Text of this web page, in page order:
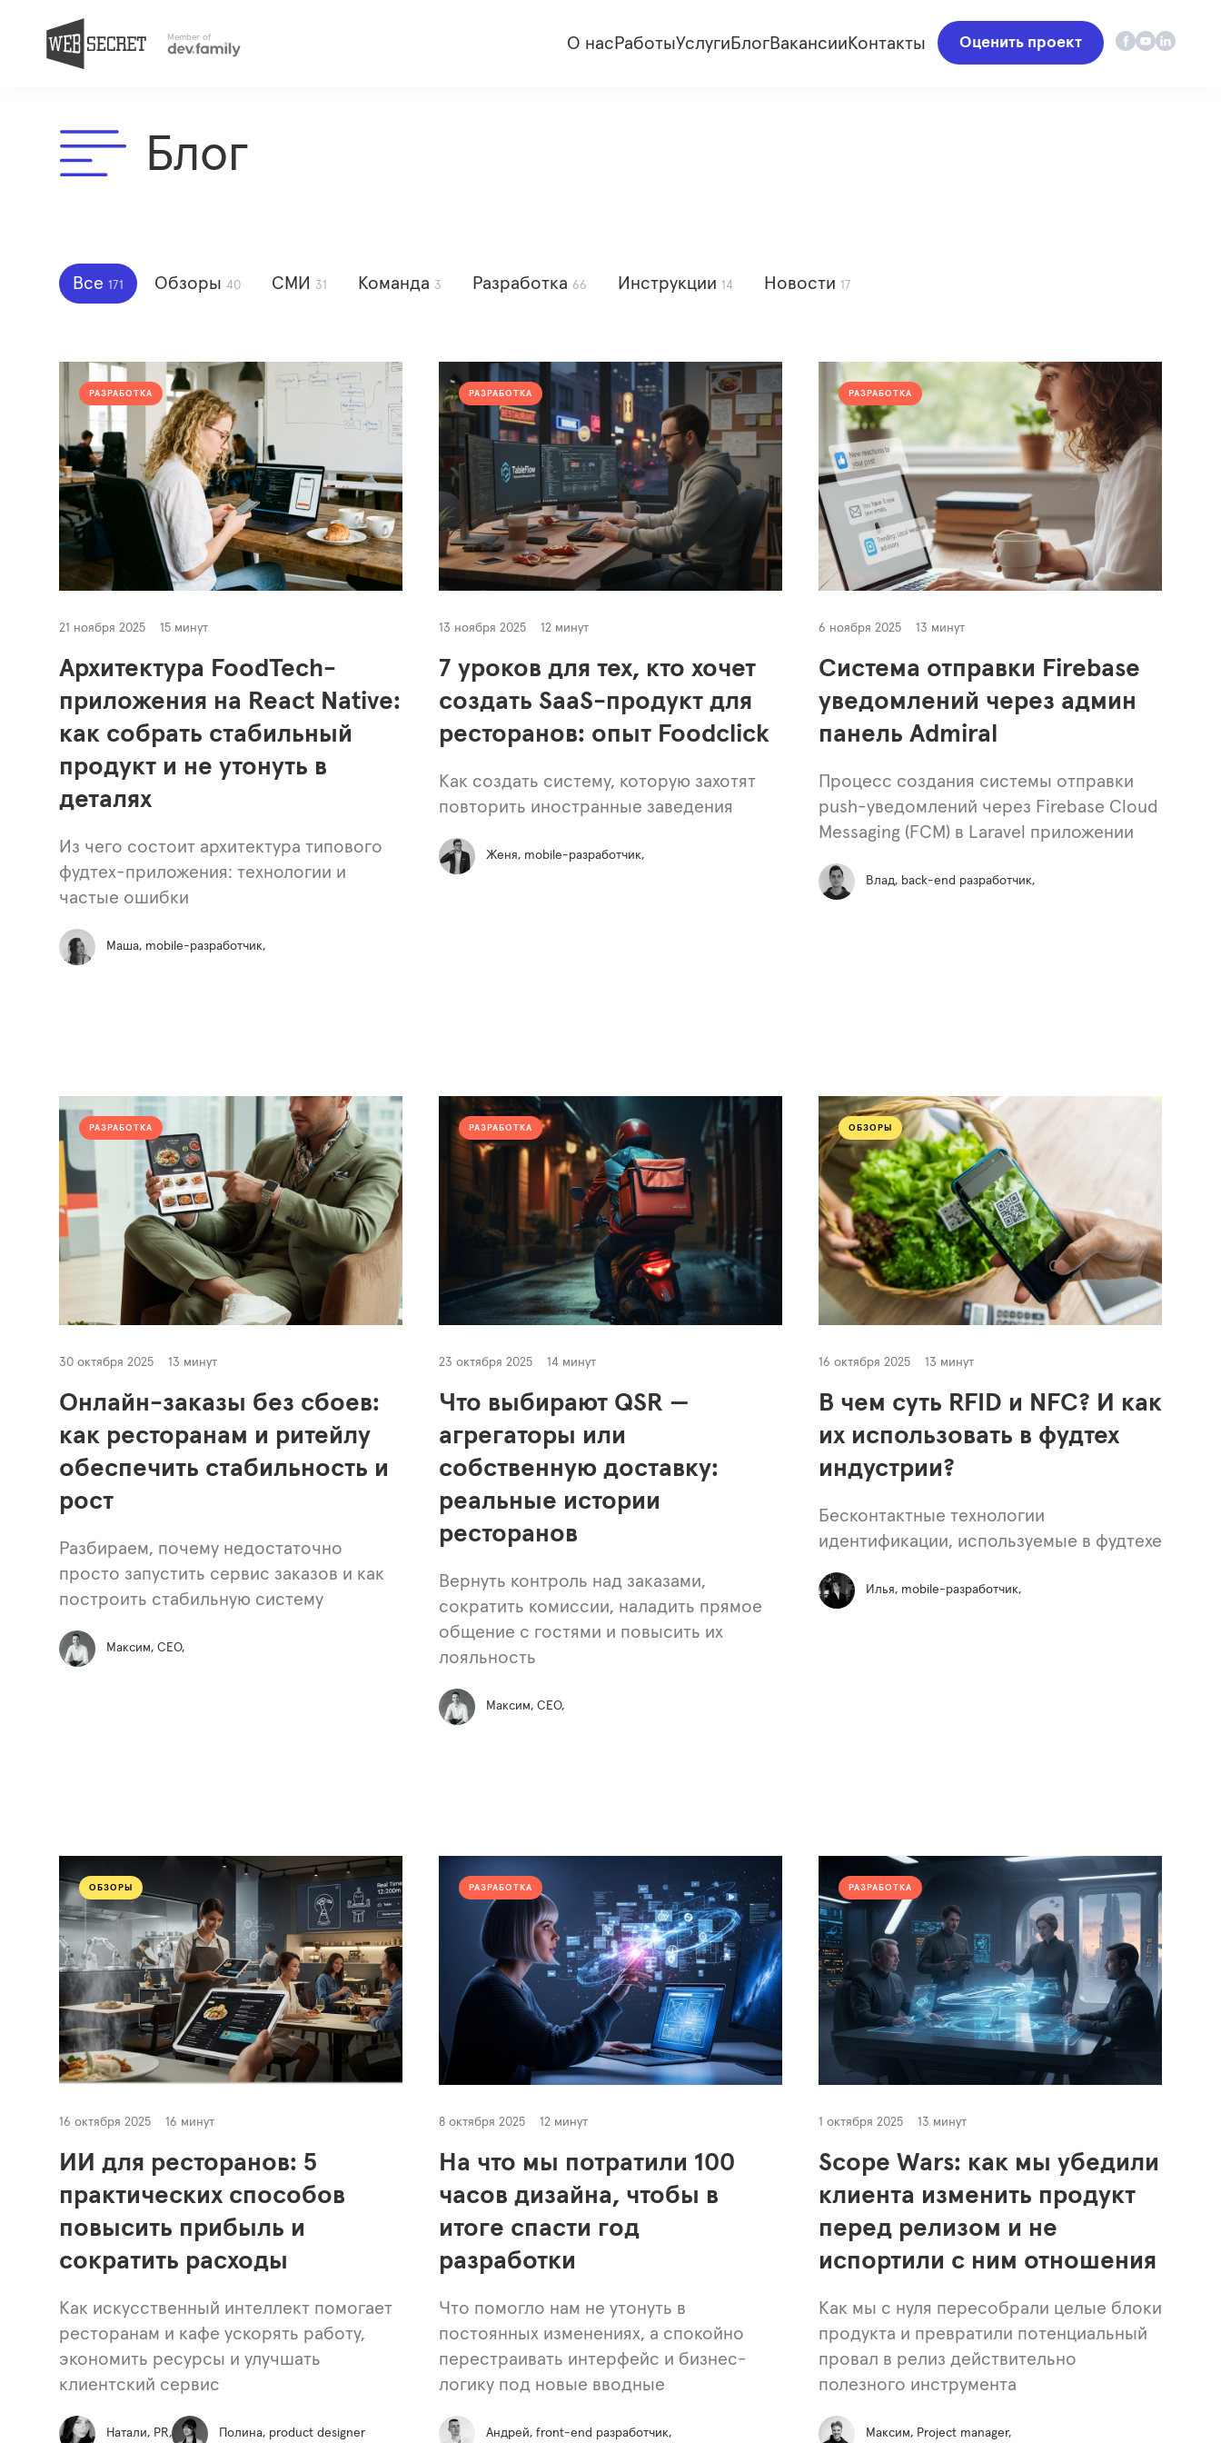
Member of О нас РаботыУслуги БлогВакансии Контакты Оценить проект
Блог
Все 171 Обзоры 40 СМИ 31 Команда 3 Разработка 66 Инструкции 14 Новости 17
РАЗРАБОТКА
21 ноября 2025 15 минут
Архитектура FoodTech-
приложения на React Native:
как собрать стабильный
продукт и не утонуть в
деталях
Из чего состоит архитектура типового
фудтех-приложения: технологии и
частые ошибки
Маша, mobile-разработчик,
РАЗРАБОТКА
13 ноября 2025 12 минут
7 уроков для тех, кто хочет
создать SaaS-продукт для
ресторанов: опыт Foodclick
Как создать систему, которую захотят
повторить иностранные заведения
Женя, mobile-разработчик,
РАЗРАБОТКА
6 ноября 2025 13 минут
Система отправки Firebase
уведомлений через админ
панель Admiral
Процесс создания системы отправки
push-уведомлений через Firebase Cloud
Messaging (FCM) в Laravel приложении
Влад, back-end разработчик,
РАЗРАБОТКА
30 октября 2025 13 минут
Онлайн-заказы без сбоев:
как ресторанам и ритейлу
обеспечить стабильность и
рост
Разбираем, почему недостаточно
просто запустить сервис заказов и как
построить стабильную систему
Максим, СЕО,
РАЗРАБОТКА
23 октября 2025 14 минут
Что выбирают QSR —
агрегаторы или
собственную доставку:
реальные истории
ресторанов
Вернуть контроль над заказами,
сократить комиссии, наладить прямое
общение с гостями и повысить их
лояльность
Максим, СЕО,
ОБЗОРЫ
16 октября 2025 13 минут
В чем суть RFID и NFC? И как
их использовать в фудтех
индустрии?
Бесконтактные технологии
идентификации, используемые в фудтехе
Илья, mobile-разработчик,
ОБЗОРЫ
16 октября 2025 16 минут
ИИ для ресторанов: 5
практических способов
повысить прибыль и
сократить расходы
Как искусственный интеллект помогает
ресторанам и кафе ускорять работу,
экономить ресурсы и улучшать
клиентский сервис
Натали, PR, Полина, product designer
РАЗРАБОТКА
8 октября 2025 12 минут
На что мы потратили 100
часов дизайна, чтобы в
итоге спасти год
разработки
Что помогло нам не утонуть в
постоянных изменениях, а спокойно
перестраивать интерфейс и бизнес-
логику под новые вводные
Андрей, front-end разработчик,
РАЗРАБОТКА
1 октября 2025 13 минут
Scope Wars: как мы убедили
клиента изменить продукт
перед релизом и не
испортили с ним отношения
Как мы с нуля пересобрали целые блоки
продукта и превратили потенциальный
провал в релиз действительно
полезного инструмента
Максим, Project manager,